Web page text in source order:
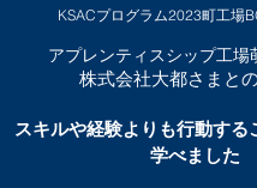
KSACプログラム2023町工場
アプレンティスシップ工場
株式会社大都さまと
スキルや経験よりも行動する
学べました